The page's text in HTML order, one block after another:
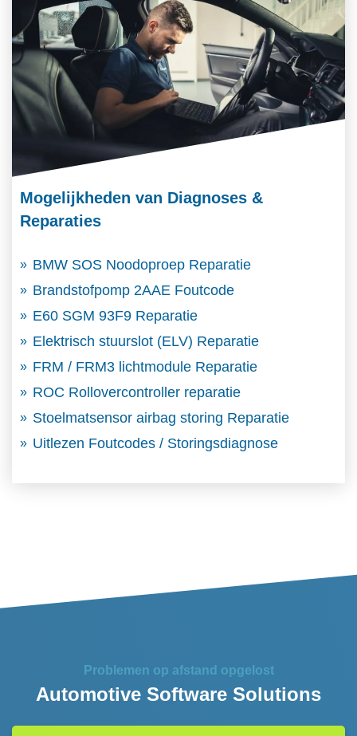
Mogelijkheden van Diagnoses &
Reparaties
BMW SOS Noodoproep Reparatie
Brandstofpomp 2AAE Foutcode
E60 SGM 93F9 Reparatie
Elektrisch stuurslot (ELV) Reparatie
FRM / FRM3 lichtmodule Reparatie
ROC Rollovercontroller reparatie
Stoelmatsensor airbag storing Reparatie
Uitlezen Foutcodes / Storingsdiagnose
Problemen op afstand opgelost
Automotive Software Solutions